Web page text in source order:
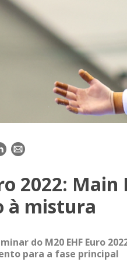
E-
2022:
à mistura
do M20 EHF Euro
para a fase principal